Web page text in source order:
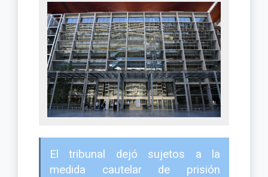
El tribunal dejó sujetos a la
medida cautelar de prisión